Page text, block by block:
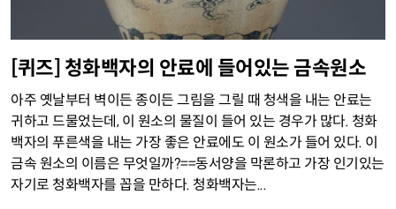
[퀴즈] 청화백자의 안료에 들어있는 금속원소
아주 옛날부터 벽이든 종이든 그림을 그릴 때 청색을 내는 안료는
귀하고 드물었는데, 이 원소의 물질이 들어 있는 경우가 많다. 청화
백자의 푸른색을 내는 가장 좋은 안료에도 이 원소가 들어 있다. 이
금속 원소의 이름은 무엇일까?==동서양을 막론하고 가장 인기있는
자기로 청화백자를 꼽을 만하다. 청화백자는...